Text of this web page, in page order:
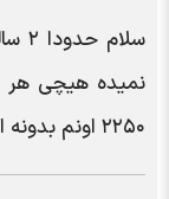
سلام حدودا ۲ ساله سهامدار
۲۲۵۰ اونم بدونه افزایش سرمایه